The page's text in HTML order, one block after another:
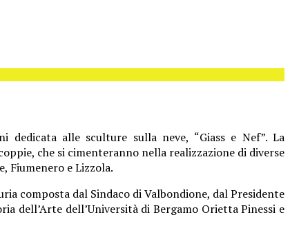
alle sculture sulla neve, “Giass e Nef”. La
che si cimenteranno nella realizzazione di diverse
Fiumenero e Lizzola.
composta dal Sindaco di Valbondione, dal Presidente
dell’Arte dell’Università di Bergamo Orietta Pinessi e